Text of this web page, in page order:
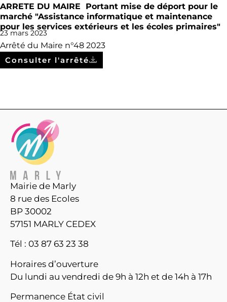
ARRETE DU MAIRE Portant mise de déport pour le
marché "Assistance informatique et maintenance
pour les services extérieurs et les écoles primaires"
23 mars 2023
Arrêté du Maire n°48 2023
Consulter l'arrêté
Mairie de Marly
8 rue des Ecoles
BP 30002
57151 MARLY CEDEX
Tél : 03 87 63 23 38
Horaires d’ouverture
Du lundi au vendredi de 9h à 12h et de 14h à 17h
Permanence État civil